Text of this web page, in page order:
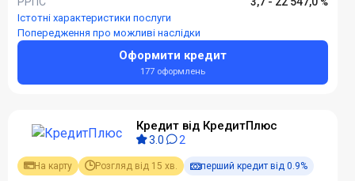
Істотні характеристики послуги
Попередження про можливі наслідки
Оформити кредит
177 оформлень
Кредит від КредитПлюс
3.0 2
На карту Розгляд від 15 хв. перший кредит від 0.9%